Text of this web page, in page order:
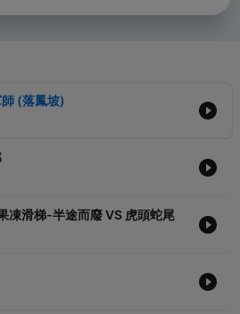
個
更適合小朋友傾聽。 . 另外重點重點
誤 請爸爸媽媽再跟小朋友討論解釋
或本身既定印象錯了。 感謝大家幫忙 .
自家小朋友挑一下 是否有感覺怪或錯
一起學習， 感謝各位包容~
上傳後隔一段時間， 發現語
正上傳~ 偶爾就重新下載，會有驚喜喔
段蜀國主角們逐漸去世 畢竟要符合史實
朋友聽的， 會思慮一下不要影響太大，
到第二季也可以~ . 但生命跟離別，都
很不一樣的感受~ . . 歡迎來信給意見~
， 或者各種故事跟電視頻道， 多
(落鳳坡)
凍滑梯-半途而廢 VS 虎頭蛇尾